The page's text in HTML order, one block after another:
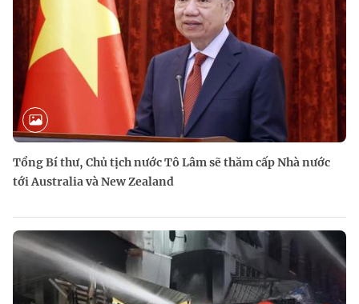
Tổng Bí thư, Chủ tịch nước Tô Lâm sẽ thăm cấp Nhà nước
tới Australia và New Zealand